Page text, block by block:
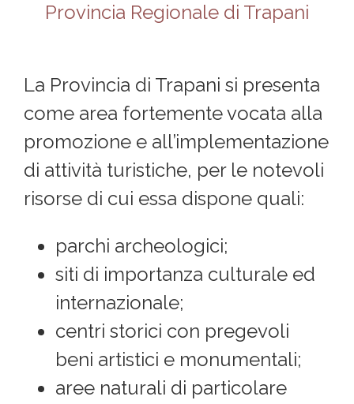
Provincia Regionale di Trapani
La Provincia di Trapani si presenta
come area fortemente vocata alla
promozione e all’implementazione
di attività turistiche, per le notevoli
risorse di cui essa dispone quali:
parchi archeologici;
siti di importanza culturale ed
internazionale;
centri storici con pregevoli
beni artistici e monumentali;
aree naturali di particolare